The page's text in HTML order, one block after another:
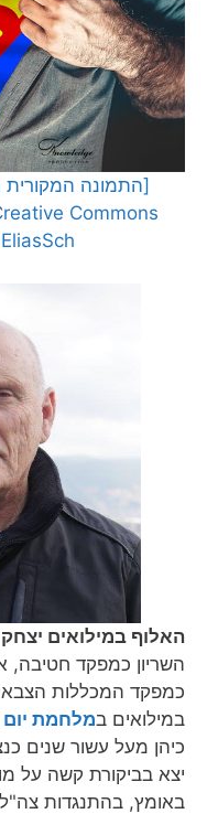
EliasSch לאתר Pixabay]
האלוף במילואים
השריון כמפקד חטיבה,
כמפקד המכללות
במילואים במלחמת יום
יצא בביקורת קשה על
באומץ, בהתנגדות צה"ל